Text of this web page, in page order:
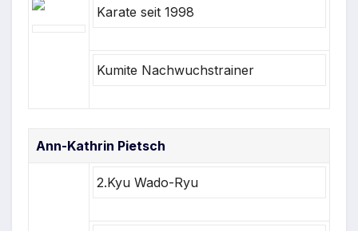
Karate seit 1998
Kumite Nachwuchstrainer
Ann-Kathrin Pietsch
2.Kyu Wado-Ryu